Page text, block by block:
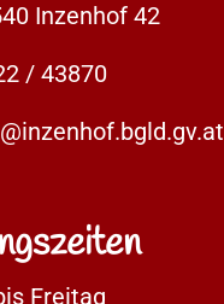
Inzenhof 42
/ 43870
Freitag